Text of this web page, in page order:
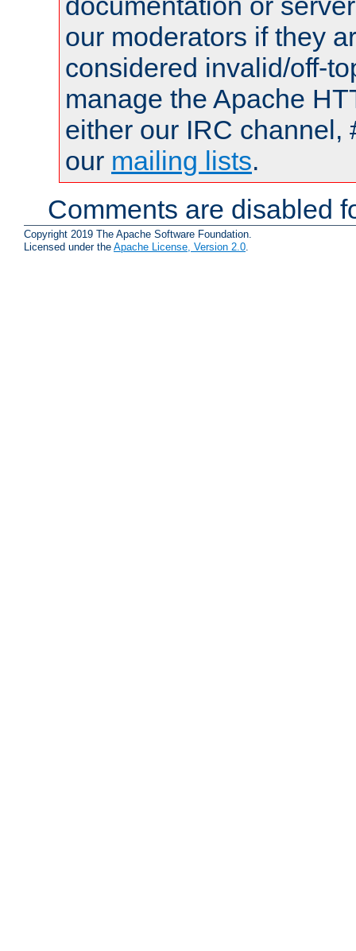
our moderators if they
considered invalid/off-
manage the Apache
either our IRC channel,
our mailing lists.
Comments are disabled
Copyright 2019 The Apache Software Foundation.
Licensed under the Apache License, Version 2.0